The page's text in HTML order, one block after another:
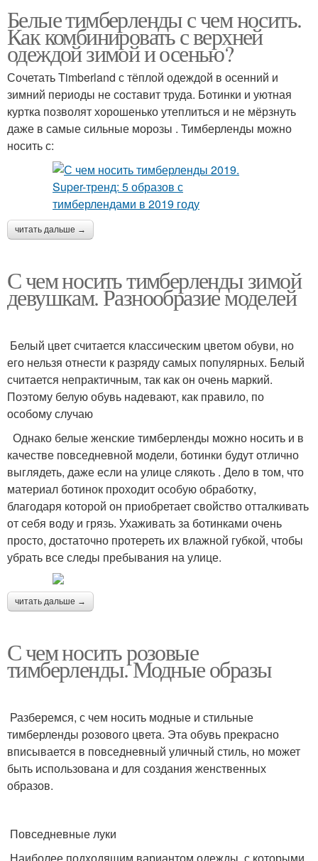
Белые тимберленды с чем носить.
Как комбинировать с верхней
одеждой зимой и осенью?
Сочетать Timberland с тёплой одеждой в осенний и
зимний периоды не составит труда. Ботинки и уютная
куртка позволят хорошенько утеплиться и не мёрзнуть
даже в самые сильные морозы . Тимберленды можно
носить с:
читать дальше →
С чем носить тимберленды зимой
девушкам. Разнообразие моделей
Белый цвет считается классическим цветом обуви, но
его нельзя отнести к разряду самых популярных. Белый
считается непрактичным, так как он очень маркий.
Поэтому белую обувь надевают, как правило, по
особому случаю
Однако белые женские тимберленды можно носить и в
качестве повседневной модели, ботинки будут отлично
выглядеть, даже если на улице слякоть . Дело в том, что
материал ботинок проходит особую обработку,
благодаря которой он приобретает свойство отталкивать
от себя воду и грязь. Ухаживать за ботинками очень
просто, достаточно протереть их влажной губкой, чтобы
убрать все следы пребывания на улице.
читать дальше →
С чем носить розовые
тимберленды. Модные образы
Разберемся, с чем носить модные и стильные
тимберленды розового цвета. Эта обувь прекрасно
вписывается в повседневный уличный стиль, но может
быть использована и для создания женственных
образов.
Повседневные луки
Наиболее подходящим вариантом одежды, с которыми